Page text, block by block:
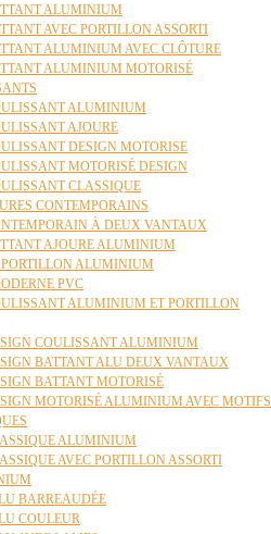
ALUMINIUM
AVEC PORTILLON ASSORTI
ALUMINIUM AVEC CLÔTURE
ALUMINIUM MOTORISÉ
ALUMINIUM
AJOURE
DESIGN MOTORISE
MOTORISÉ DESIGN
CLASSIQUE
CONTEMPORAINS
À DEUX VANTAUX
AJOURE ALUMINIUM
PORTILLON ALUMINIUM
PVC
ALUMINIUM ET PORTILLON
COULISSANT ALUMINIUM
BATTANT ALU DEUX VANTAUX
BATTANT MOTORISÉ
MOTORISÉ ALUMINIUM AVEC MOTIFS
ALUMINIUM
AVEC PORTILLON ASSORTI
BARREAUDÉE
COULEUR